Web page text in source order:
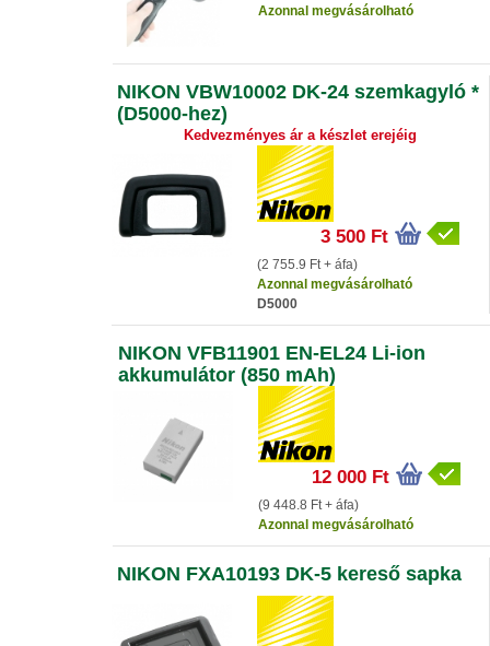
Azonnal megvásárolható
NIKON VBW10002 DK-24 szemkagyló *
(D5000-hez)
Kedvezményes ár a készlet erejéig
3 500 Ft
(2 755.9 Ft + áfa)
Azonnal megvásárolható
D5000
NIKON VFB11901 EN-EL24 Li-ion
akkumulátor (850 mAh)
12 000 Ft
(9 448.8 Ft + áfa)
Azonnal megvásárolható
NIKON FXA10193 DK-5 kereső sapka